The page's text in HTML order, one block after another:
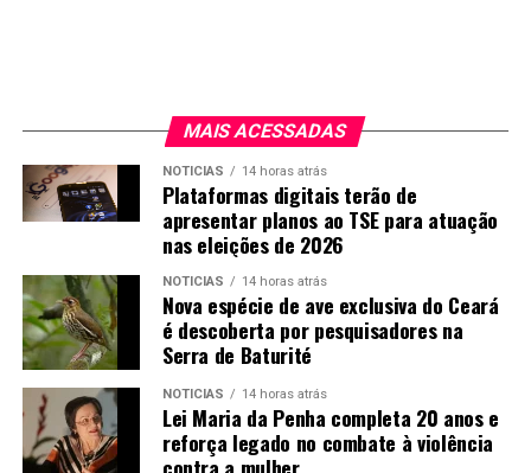
MAIS ACESSADAS
NOTICIAS 14 horas atrás
Plataformas digitais terão de
apresentar planos ao TSE para atuação
nas eleições de 2026
NOTICIAS 14 horas atrás
Nova espécie de ave exclusiva do Ceará
é descoberta por pesquisadores na
Serra de Baturité
NOTICIAS 14 horas atrás
Lei Maria da Penha completa 20 anos e
reforça legado no combate à violência
contra a mulher